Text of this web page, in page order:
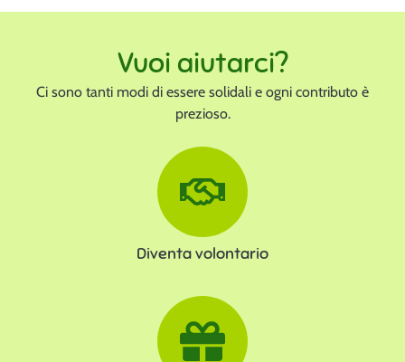
Vuoi aiutarci?
Ci sono tanti modi di essere solidali e ogni contributo è
prezioso.
Diventa volontario